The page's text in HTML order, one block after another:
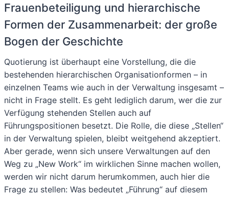
Frauenbeteiligung und hierarchische
Formen der Zusammenarbeit: der große
Bogen der Geschichte
Quotierung ist überhaupt eine Vorstellung, die die
bestehenden hierarchischen Organisationformen – in
einzelnen Teams wie auch in der Verwaltung insgesamt –
nicht in Frage stellt. Es geht lediglich darum, wer die zur
Verfügung stehenden Stellen auch auf
Führungspositionen besetzt. Die Rolle, die diese „Stellen“
in der Verwaltung spielen, bleibt weitgehend akzeptiert.
Aber gerade, wenn sich unsere Verwaltungen auf den
Weg zu „New Work“ im wirklichen Sinne machen wollen,
werden wir nicht darum herumkommen, auch hier die
Frage zu stellen: Was bedeutet „Führung“ auf diesem